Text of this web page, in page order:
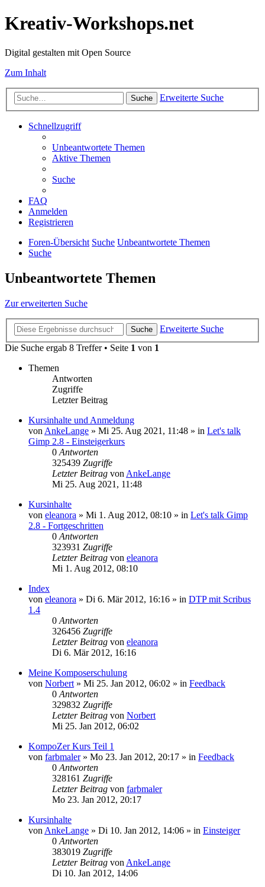
Kreativ-Workshops.net
Digital gestalten mit Open Source
Zum Inhalt
Suche Erweiterte Suche
Schnellzugriff
Unbeantwortete Themen
Aktive Themen
Suche
FAQ
Anmelden
Registrieren
Foren-Übersicht Suche Unbeantwortete Themen
Suche
Unbeantwortete Themen
Zur erweiterten Suche
Suche
Erweiterte Suche
Die Suche ergab 8 Treffer • Seite 1 von 1
Themen
Antworten
Zugriffe
Letzter Beitrag
Kursinhalte und Anmeldung
von AnkeLange » Mi 25. Aug 2021, 11:48 » in Let's talk
Gimp 2.8 - Einsteigerkurs
0 Antworten
325439 Zugriffe
Letzter Beitrag von AnkeLange
Mi 25. Aug 2021, 11:48
Kursinhalte
von eleanora » Mi 1. Aug 2012, 08:10 » in Let's talk Gimp
2.8 - Fortgeschritten
0 Antworten
323931 Zugriffe
Letzter Beitrag von eleanora
Mi 1. Aug 2012, 08:10
Index
von eleanora » Di 6. Mär 2012, 16:16 » in DTP mit Scribus
1.4
0 Antworten
326456 Zugriffe
Letzter Beitrag von eleanora
Di 6. Mär 2012, 16:16
Meine Komposerschulung
von Norbert » Mi 25. Jan 2012, 06:02 » in Feedback
0 Antworten
329832 Zugriffe
Letzter Beitrag von Norbert
Mi 25. Jan 2012, 06:02
KompoZer Kurs Teil 1
von farbmaler» Mo 23. Jan 2012, 20:17 » in Feedback
0 Antworten
328161 Zugriffe
Letzter Beitrag von farbmaler
Mo 23. Jan 2012, 20:17
Kursinhalte
von AnkeLange » Di 10. Jan 2012, 14:06 » in Einsteiger
0 Antworten
383019 Zugriffe
Letzter Beitrag von AnkeLange
Di 10. Jan 2012, 14:06